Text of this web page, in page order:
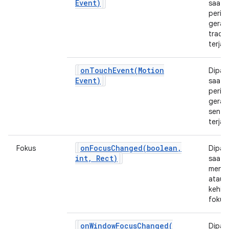
Event)
saat
onTouchEvent(Motion
Event)
saat
Fokus onFocusChanged(boolean ,
int, Rect)
saat
atau
fokus.
onWindowFocusChanged(